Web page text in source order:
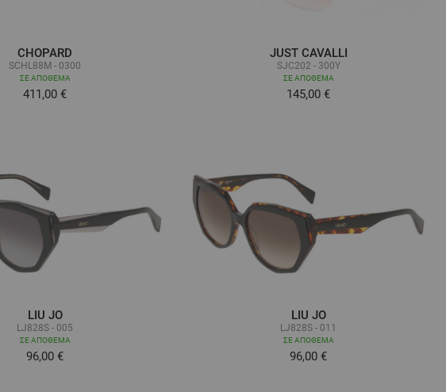
CHOPARD
SCHL88M - 0300
ΣΕ ΑΠΌΘΕΜΑ
411,00 €
JUST CAVALLI
SJC202 - 300Y
ΣΕ ΑΠΌΘΕΜΑ
145,00 €
LIU JO
LJ828S - 005
ΣΕ ΑΠΌΘΕΜΑ
96,00 €
LIU JO
LJ828S - 011
ΣΕ ΑΠΌΘΕΜΑ
96,00 €